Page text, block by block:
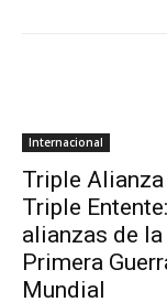
Internacional
Triple Alianza
Triple
alianzas de la
Primera
Mundial